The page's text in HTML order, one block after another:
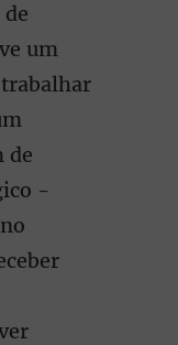
um
de
-